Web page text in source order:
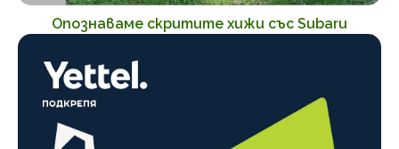
Опознаваме скритите хижи със Subaru